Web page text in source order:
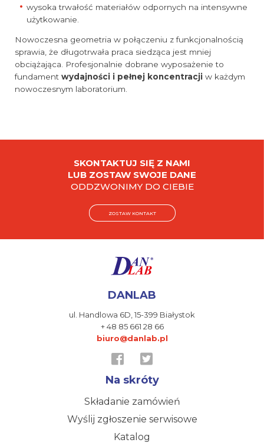
wysoka trwałość materiałów odpornych na intensywne
użytkowanie.
Nowoczesna geometria w połączeniu z funkcjonalnością
sprawia, że długotrwała praca siedząca jest mniej
obciążająca. Profesjonalnie dobrane wyposażenie to
fundament wydajności i pełnej koncentracji w każdym
nowoczesnym laboratorium.
SKONTAKTUJ SIĘ Z NAMI
LUB ZOSTAW SWOJE DANE
ODDZWONIMY DO CIEBIE
ZOSTAW KONTAKT
DANLAB
ul. Handlowa 6D,15-399 Białystok
+ 48 85 661 28 66
biuro@danlab.pl
Na skróty
Składanie zamówień
Wyślij zgłoszenie serwisowe
Katalog